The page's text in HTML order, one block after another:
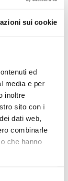
sui cookie
ed
media e per
inoltre
sito con i
dati web,
combinarle
che hanno
i cookie
per fornire